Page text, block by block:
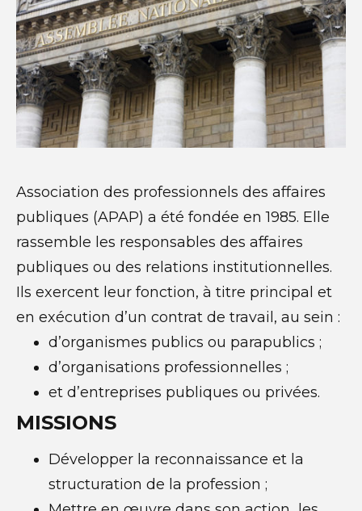
Association des professionnels des affaires
publiques (APAP) a été fondée en 1985. Elle
rassemble les responsables des affaires
publiques ou des relations institutionnelles.
Ils exercent leur fonction, à titre principal et
en exécution d’un contrat de travail, au sein :
d’organismes publics ou parapublics ;
d’organisations professionnelles ;
et d’entreprises publiques ou privées.
MISSIONS
Développer la reconnaissance et la
structuration de la profession ;